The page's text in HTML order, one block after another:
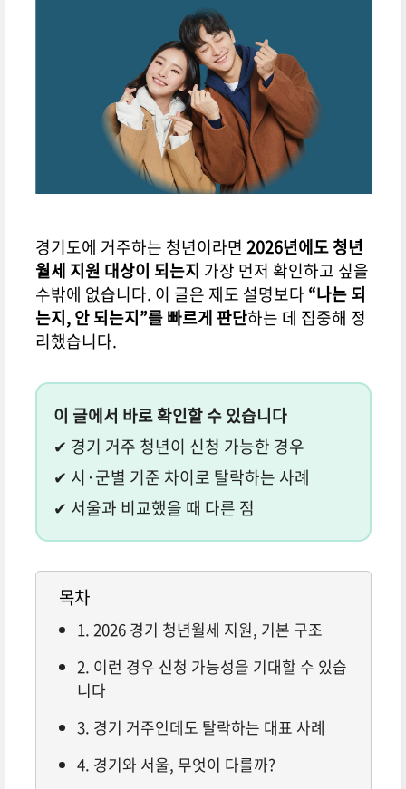
경기도에 거주하는 청년이라면 2026년에도 청년
월세 지원 대상이 되는지 가장 먼저 확인하고 싶을
수밖에 없습니다. 이 글은 제도 설명보다 “나는 되
는지, 안 되는지”를 빠르게 판단하는 데 집중해 정
리했습니다.
이 글에서 바로 확인할 수 있습니다
✔ 경기 거주 청년이 신청 가능한 경우
✔ 시·군별 기준 차이로 탈락하는 사례
✔ 서울과 비교했을 때 다른 점
목차
1. 2026 경기 청년월세 지원, 기본 구조
2. 이런 경우 신청 가능성을 기대할 수 있습
니다
3. 경기 거주인데도 탈락하는 대표 사례
4. 경기와 서울, 무엇이 다를까?